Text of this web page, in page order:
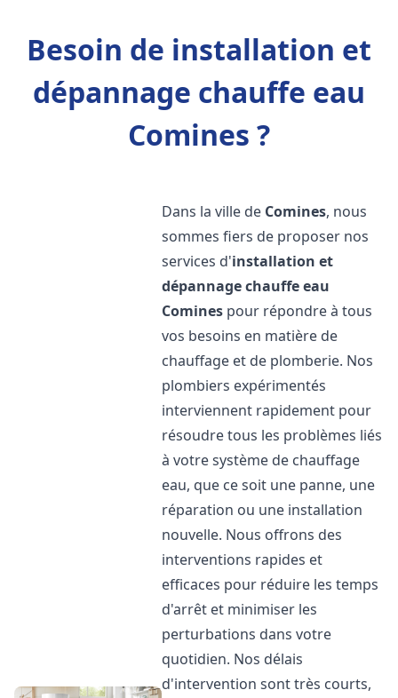
Besoin de installation et
dépannage chauffe eau
Comines ?
Dans la ville de Comines, nous
sommes fiers de proposer nos
services d'installation et
dépannage chauffe eau
Comines pour répondre à tous
vos besoins en matière de
chauffage et de plomberie. Nos
plombiers expérimentés
interviennent rapidement pour
résoudre tous les problèmes liés
à votre système de chauffage
eau, que ce soit une panne, une
réparation ou une installation
nouvelle. Nous offrons des
interventions rapides et
efficaces pour réduire les temps
d'arrêt et minimiser les
perturbations dans votre
quotidien. Nos délais
d'intervention sont très courts,